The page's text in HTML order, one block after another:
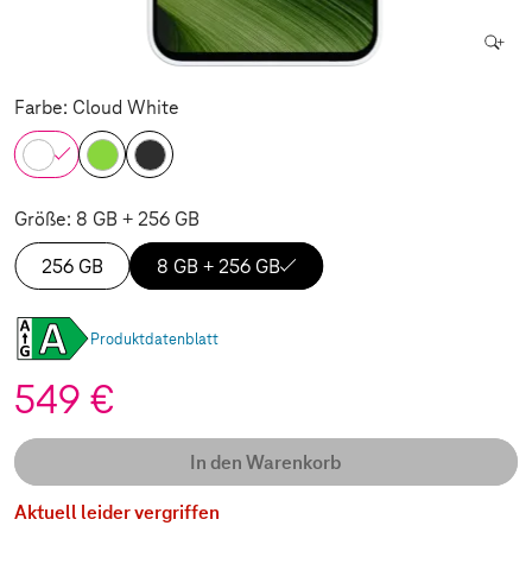
Farbe: Cloud White
Größe: 8 GB + 256 GB
256 GB
8 GB + 256 GB
Produktdatenblatt
549 €
In den Warenkorb
Aktuell leider vergriffen